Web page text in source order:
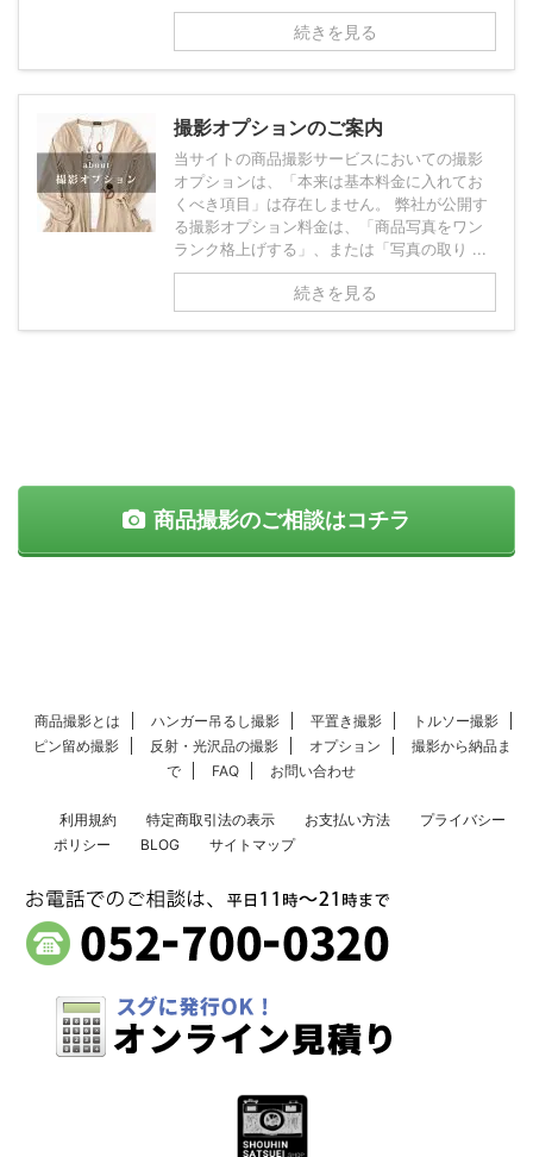
続きを見る
撮影オプションのご案内
当サイトの商品撮影サービスにおいての撮影
オプションは、「本来は基本料金に入れてお
くべき項目」は存在しません。 弊社が公開す
る撮影オプション料金は、「商品写真をワン
ランク格上げする」、または「写真の取り ...
続きを見る
商品撮影のご相談はコチラ
商品撮影とは ハンガー吊るし撮影 平置き撮影
トルソー撮影
ピン留め撮影
反射・光沢品の撮影 オプション
撮影から納品ま
で
FAQ お問い合わせ
利用規約 特定商取引法の表示 お支払い方法
プライバシー
ポリシー
BLOG サイトマップ